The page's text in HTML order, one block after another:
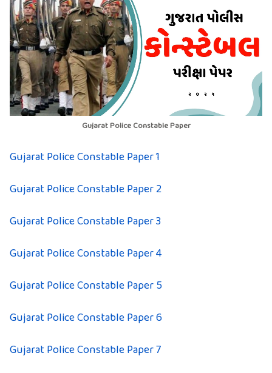
Gujarat Police Constable Paper
Gujarat Police Constable Paper 1
Gujarat Police Constable Paper 2
Gujarat Police Constable Paper 3
Gujarat Police Constable Paper 4
Gujarat Police Constable Paper 5
Gujarat Police Constable Paper 6
Gujarat Police Constable Paper 7